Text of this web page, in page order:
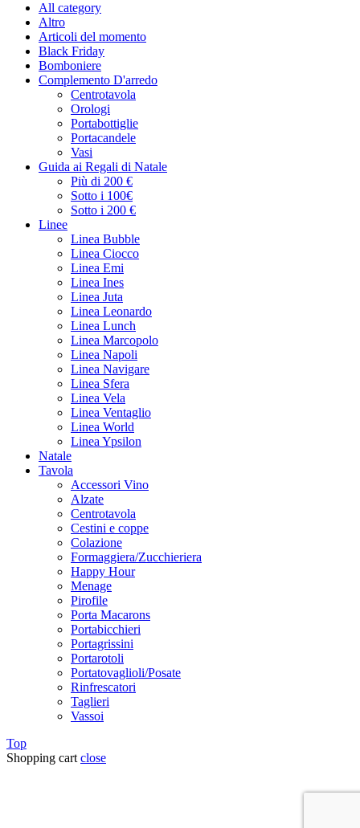
All category
Altro
Articoli del momento
Black Friday
Bomboniere
Complemento D'arredo
Centrotavola
Orologi
Portabottiglie
Portacandele
Vasi
Guida ai Regali di Natale
Più di 200 €
Sotto i 100€
Sotto i 200 €
Linee
Linea Bubble
Linea Ciocco
Linea Emi
Linea Ines
Linea Juta
Linea Leonardo
Linea Lunch
Linea Marcopolo
Linea Napoli
Linea Navigare
Linea Sfera
Linea Vela
Linea Ventaglio
Linea World
Linea Ypsilon
Natale
Tavola
Accessori Vino
Alzate
Centrotavola
Cestini e coppe
Colazione
Formaggiera/Zucchieriera
Happy Hour
Menage
Pirofile
Porta Macarons
Portabicchieri
Portagrissini
Portarotoli
Portatovaglioli/Posate
Rinfrescatori
Taglieri
Vassoi
Top
Shopping cart close